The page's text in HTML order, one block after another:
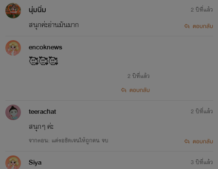
นุ่มนิ่ม
สนุก​ค่ะอ่านมันมาก
2 ปีที่แล้ว
ตอบกลับ
encoknews
🥰🥰🥰
2 ปีที่แล้ว
ตอบกลับ
teerachat
สนุกๆ ค่ะ
จากตอน: แค่รอชัดเจนให้ถูกคน จบ
2 ปีที่แล้ว
ตอบกลับ
Siya 3 ปีที่แล้ว